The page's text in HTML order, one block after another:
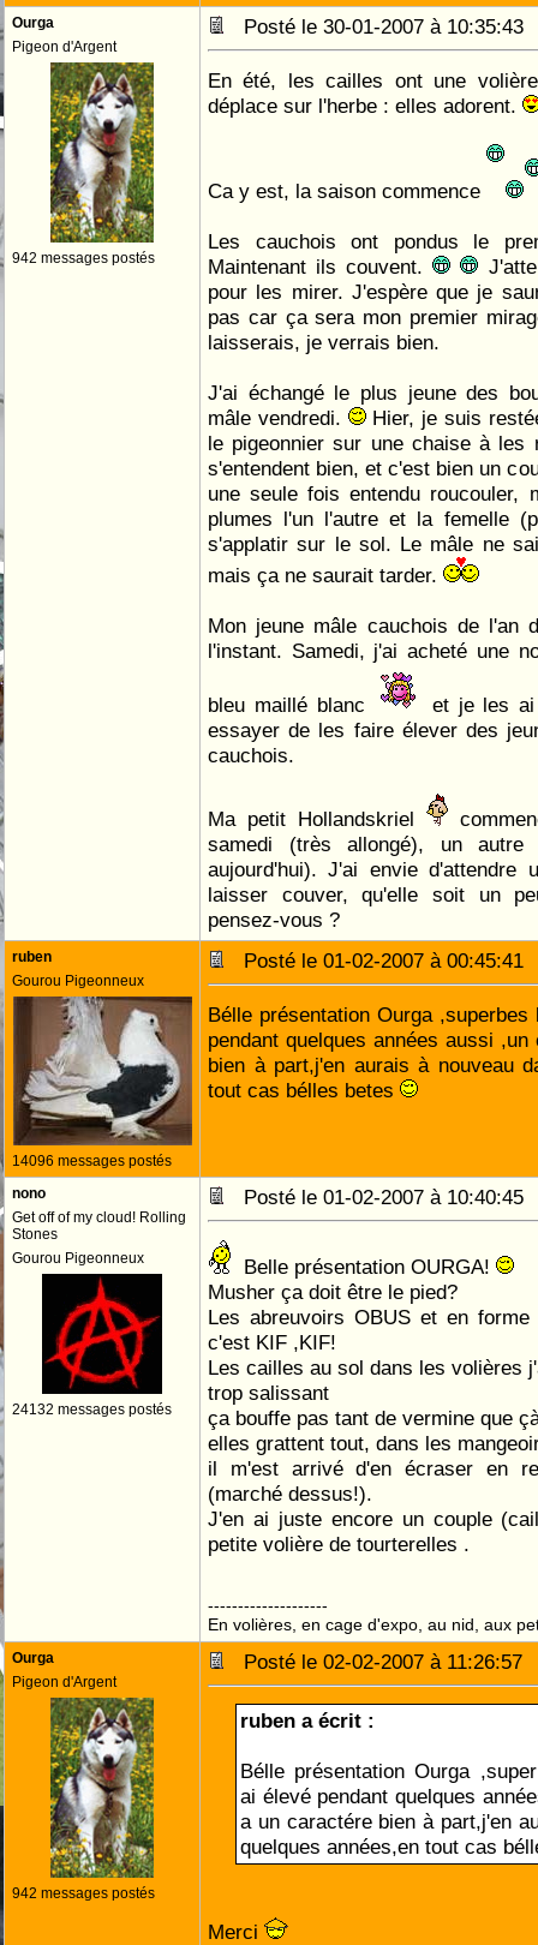
Ourga
Pigeon d'Argent
942 messages postés
Posté le 30-01-2007 à
En été, les cailles ont une
déplace sur l'herbe : elles adorent.
Ca y est, la saison commence
Les cauchois ont pondus le
Maintenant ils couvent.
pour les mirer. J'espère que je
pas car ça sera mon premier
laisserais, je verrais bien.
J'ai échangé le plus jeune des
mâle vendredi.
Hier, je suis
le pigeonnier sur une chaise à les
s'entendent bien, et c'est bien un
une seule fois entendu roucouler,
plumes l'un l'autre et la femelle
s'applatir sur le sol. Le mâle ne
mais ça ne saurait tarder.
Mon jeune mâle cauchois de l'an
l'instant. Samedi, j'ai acheté une
bleu maillé blanc
et je les
essayer de les faire élever des
cauchois.
Ma petit Hollandskriel
samedi (très allongé), un
aujourd'hui). J'ai envie
laisser couver, qu'elle soit un
pensez-vous ?
ruben
Gourou Pigeonneux
14096 messages postés
Posté le 01-02-2007 à
Bélle présentation Ourga
pendant quelques années aussi
bien à part,j'en aurais à nouveau
tout cas bélles betes
nono
Get off of my cloud! Rolling
Stones
Gourou Pigeonneux
24132 messages postés
Posté le 01-02-2007 à
Belle présentation OURGA!
Musher ça doit être le pied?
Les abreuvoirs OBUS et en
c'est KIF ,KIF!
Les cailles au sol dans les volières
trop salissant
ça bouffe pas tant de vermine que
elles grattent tout, dans les
il m'est arrivé d'en écraser en
(marché dessus!).
J'en ai juste encore un couple
petite volière de tourterelles .
--------------------
En volières, en cage d'expo, au nid, aux
Ourga
Pigeon d'Argent
942 messages postés
Posté le 02-02-2007 à
ruben a écrit :
Bélle présentation Ourga
ai élevé pendant quelques
a un caractére bien à part,j'en
quelques années,en tout cas
Merci